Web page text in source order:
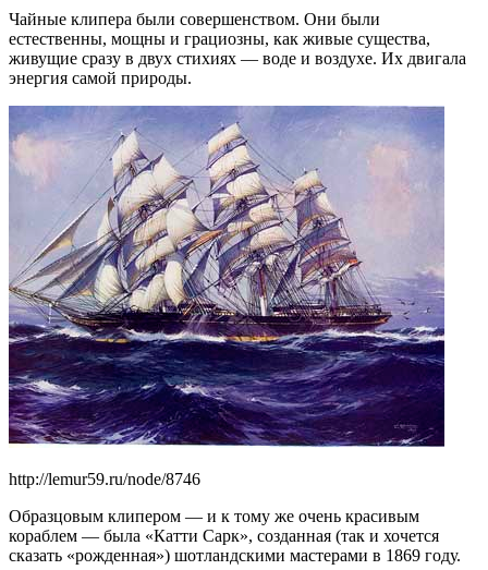
Чайные клипера были совершенством. Они были
естественны, мощны и грациозны, как живые существа,
живущие сразу в двух стихиях — воде и воздухе. Их двигала
энергия самой природы.
http://lemur59.ru/node/8746
Образцовым клипером — и к тому же очень красивым
кораблем — была «Катти Сарк», созданная (так и хочется
сказать «рожденная») шотландскими мастерами в 1869 году.